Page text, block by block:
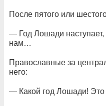
После пятого или
— Год Лошади наступает,
нам…
Православные за
него:
— Какой год Лошади! Это